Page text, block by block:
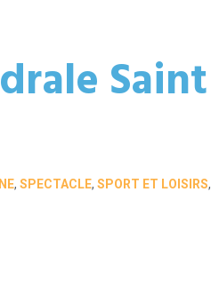
Saint
, SPECTACLE, SPORT ET LOISIRS,